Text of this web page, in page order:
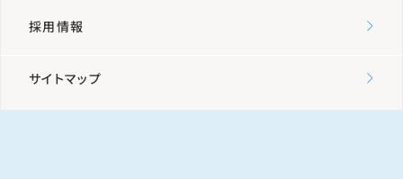
採用情報
サイトマップ